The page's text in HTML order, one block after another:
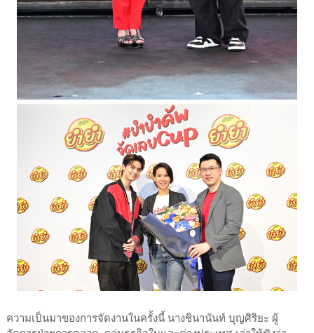
ความเป็นมาของการจัดงานในครั้งนี้ นางชินานันท์ บุญศิริยะ ผู้